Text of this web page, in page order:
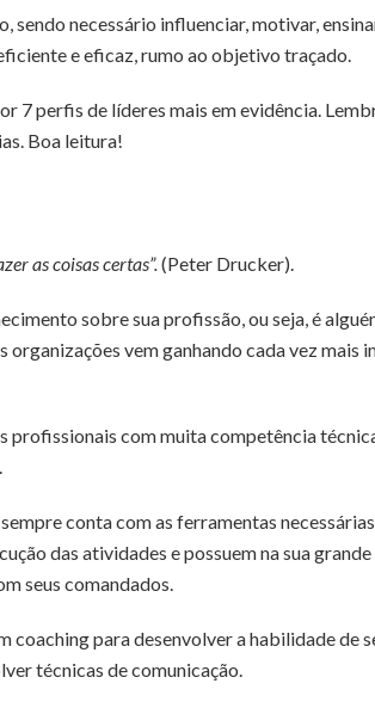
necessário influenciar, motivar,
e eficaz, rumo ao objetivo traçado.
7 perfis de líderes mais em evidência.
Boa leitura!
as coisas certas”. (Peter Drucker).
sobre sua profissão, ou seja, é
vem ganhando cada vez mais
profissionais com muita competência
conta com as ferramentas
das atividades e possuem na sua
seus comandados.
coaching para desenvolver a habilidade de
técnicas de comunicação.